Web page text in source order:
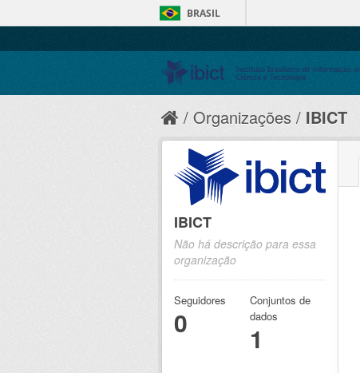
BRASIL
Organizações IBICT
IBICT
Não há descrição para essa
organização
Seguidores
0
Conjuntos de
dados
1